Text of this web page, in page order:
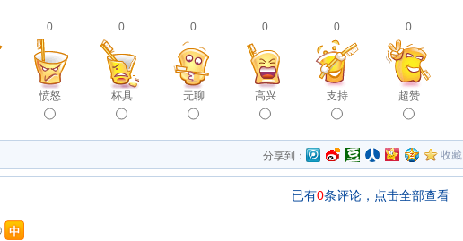
0
愤怒
0
杯具
0
无聊
0
高兴
0
支持
0
超赞
分享到： 收藏